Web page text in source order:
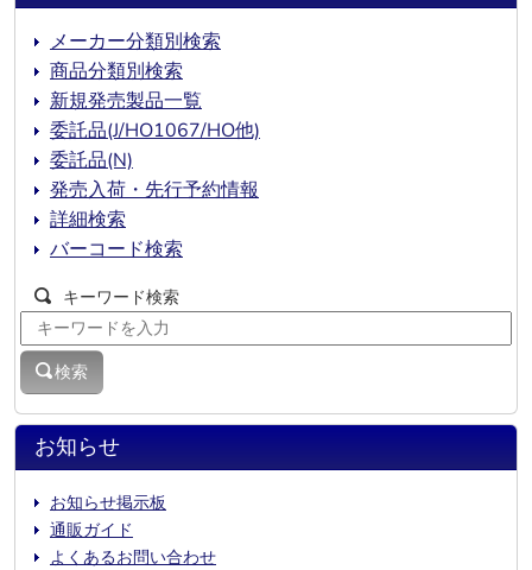
お知らせ
お知らせ掲示板
通販ガイド
よくあるお問い合わせ
メーカー分類別検索
商品分類別検索
新規発売製品一覧
委託品(J/HO1067/HO他)
委託品(N)
発売入荷・先行予約情報
詳細検索
バーコード検索
キーワード検索
検索